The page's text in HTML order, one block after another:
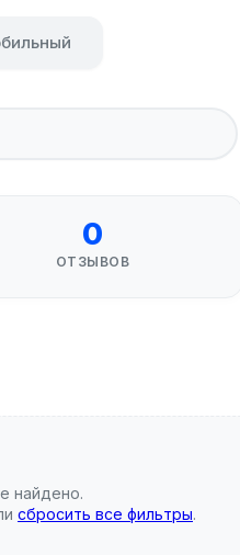
0
ОТЗЫВОВ
найдено.
сбросить все фильтры.